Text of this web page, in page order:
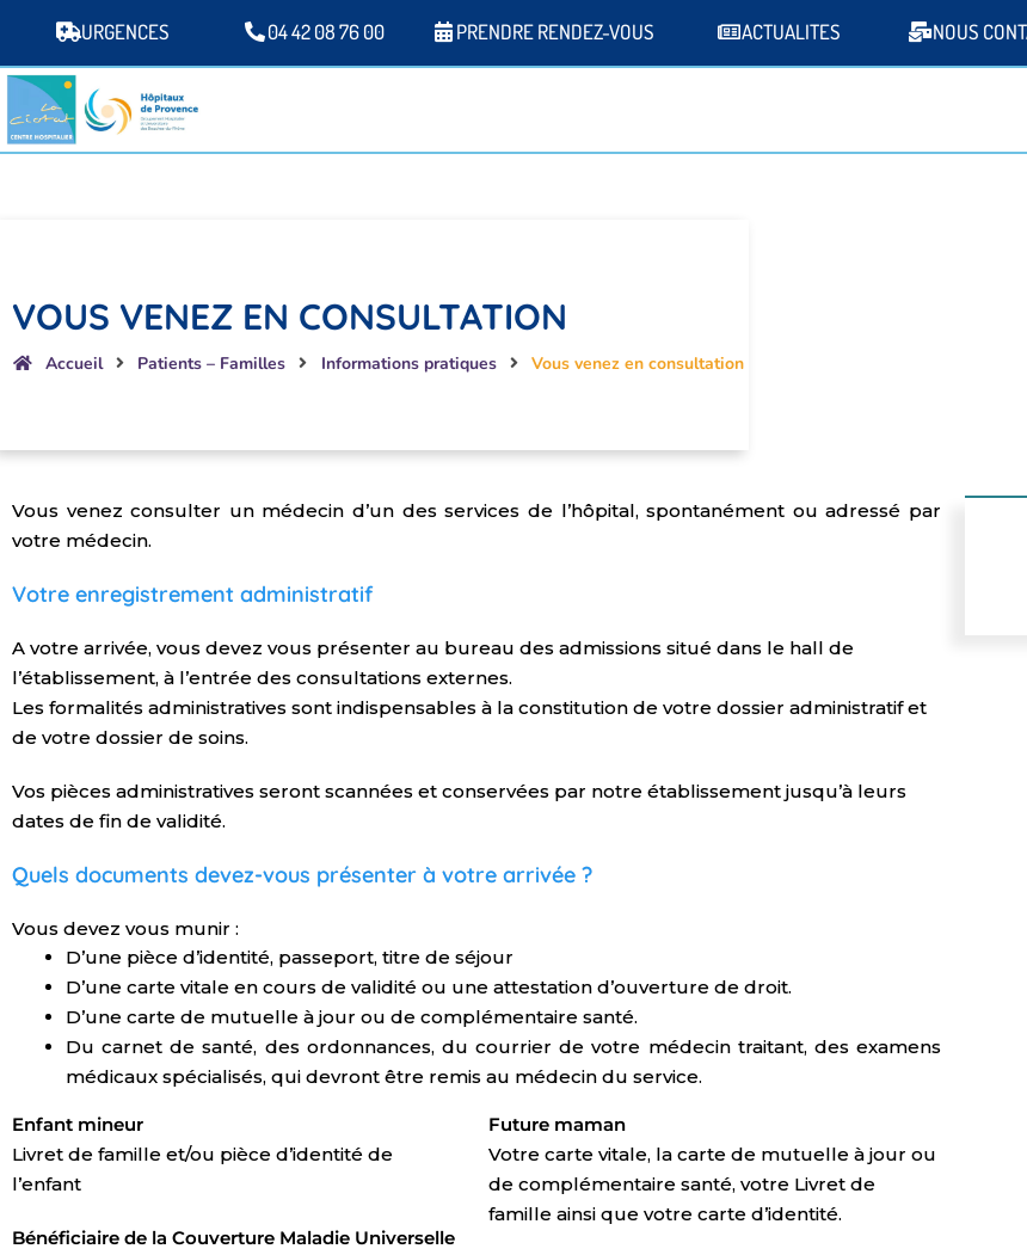
URGENCES 04 42 08 76 00 PRENDRE RENDEZ-VOUS ACTUALITES NOUS
VOUS VENEZ EN CONSULTATION
Accueil Patients – Familles Informations pratiques Vous venez en consultation
Vous venez consulter un médecin d’un des services de l’hôpital, spontanément ou adressé par
votre médecin.
Votre enregistrement administratif
A votre arrivée, vous devez vous présenter au bureau des admissions situé dans le hall de
l’établissement, à l’entrée des consultations externes.
Les formalités administratives sont indispensables à la constitution de votre dossier administratif et
de votre dossier de soins.
Vos pièces administratives seront scannées et conservées par notre établissement jusqu’à leurs
dates de fin de validité.
Quels documents devez-vous présenter à votre arrivée ?
Vous devez vous munir :
D’une pièce d’identité, passeport, titre de séjour
D’une carte vitale en cours de validité ou une attestation d’ouverture de droit.
D’une carte de mutuelle à jour ou de complémentaire santé.
Du carnet de santé, des ordonnances, du courrier de votre médecin traitant, des examens
médicaux spécialisés, qui devront être remis au médecin du service.
Enfant mineur
Livret de famille et/ou pièce d’identité de
l’enfant
Bénéficiaire de la Couverture Maladie Universelle
Future maman
Votre carte vitale, la carte de mutuelle à jour ou
de complémentaire santé, votre Livret de
famille ainsi que votre carte d’identité.